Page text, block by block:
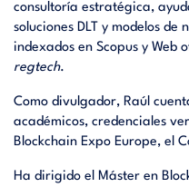
consultoría estratégica,
soluciones DLT y modelos
indexados en Scopus y Web
regtech.
Como divulgador, Raúl
académicos, credenciales
Blockchain Expo Europe, el
Ha dirigido el Máster en